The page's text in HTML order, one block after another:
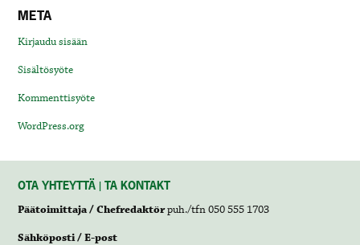
META
Kirjaudu sisään
Sisältösyöte
Kommenttisyöte
WordPress.org
OTA YHTEYTTÄ | TA KONTAKT
Päätoimittaja / Chefredaktörpuh./tfn 050 555 1703
Sähköposti / E-post